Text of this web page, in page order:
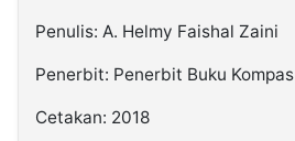
Penulis: A. Helmy Faishal Zaini
Penerbit: Penerbit Buku Kompas
Cetakan: 2018